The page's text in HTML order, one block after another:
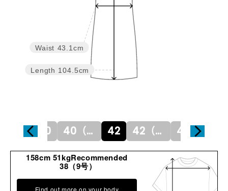
Length 104.5cm
Waist 43.1cm
40 40（11号） 42 42（13号） 44（15号）
158cm 51kgRecommended
38（9号）